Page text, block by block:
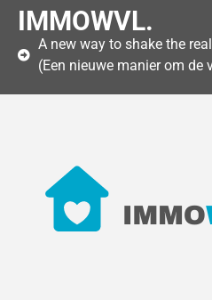
IMMOWVL.
A new way to shake the
(Een nieuwe manier om de